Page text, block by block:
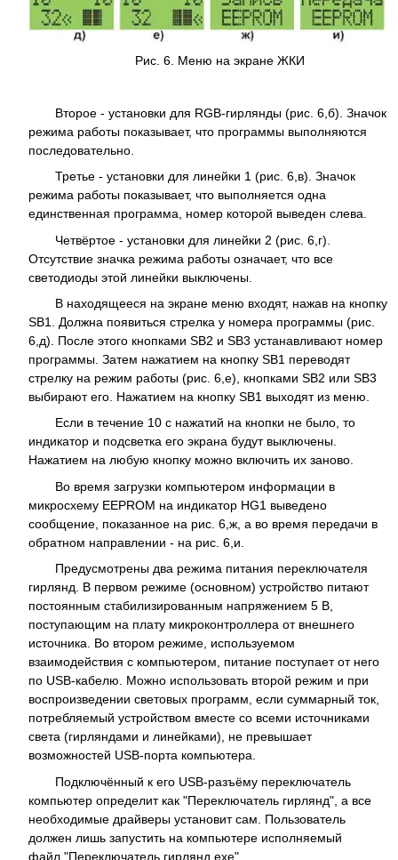
Рис. 6. Меню на экране ЖКИ
Второе - установки для RGB-гирлянды (рис. 6,б). Значок
режима работы показывает, что программы выполняются
последовательно.
Третье - установки для линейки 1 (рис. 6,в). Значок
режима работы показывает, что выполняется одна
единственная программа, номер которой выведен слева.
Четвёртое - установки для линейки 2 (рис. 6,г).
Отсутствие значка режима работы означает, что все
светодиоды этой линейки выключены.
В находящееся на экране меню входят, нажав на кнопку
SB1. Должна появиться стрелка у номера программы (рис.
6,д). После этого кнопками SB2 и SB3 устанавливают номер
программы. Затем нажатием на кнопку SB1 переводят
стрелку на режим работы (рис. 6,е), кнопками SB2 или SB3
выбирают его. Нажатием на кнопку SB1 выходят из меню.
Если в течение 10 с нажатий на кнопки не было, то
индикатор и подсветка его экрана будут выключены.
Нажатием на любую кнопку можно включить их заново.
Во время загрузки компьютером информации в
микросхему EEPROM на индикатор HG1 выведено
сообщение, показанное на рис. 6,ж, а во время передачи в
обратном направлении - на рис. 6,и.
Предусмотрены два режима питания переключателя
гирлянд. В первом режиме (основном) устройство питают
постоянным стабилизированным напряжением 5 В,
поступающим на плату микроконтроллера от внешнего
источника. Во втором режиме, используемом
взаимодействия с компьютером, питание поступает от него
по USB-кабелю. Можно использовать второй режим и при
воспроизведении световых программ, если суммарный ток,
потребляемый устройством вместе со всеми источниками
света (гирляндами и линейками), не превышает
возможностей USB-порта компьютера.
Подключённый к его USB-разъёму переключатель
компьютер определит как "Переключатель гирлянд", а все
необходимые драйверы установит сам. Пользователь
должен лишь запустить на компьютере исполняемый
файл "Переключатель гирлянд.exe".